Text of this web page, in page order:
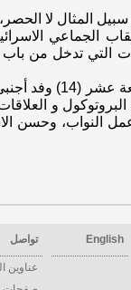
المثال لا
الجماعي
تدخل من باب
لقد استقبل المجلس التشريعي الفلسطيني
دائرة البروتوكول و
النواب، وحسن
English تواصل
عناوين